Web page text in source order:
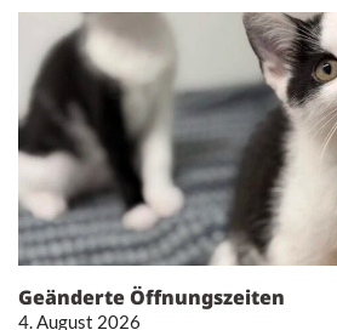
Geänderte Öffnungszeiten
4. August 2026